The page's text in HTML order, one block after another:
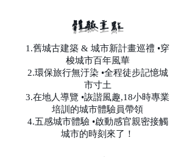
​體驗重點
1.舊城古建築 & 城市新計畫巡禮 •穿
梭城市百年風華
2.環保旅行無汙染 •全程徒步記憶城
市寸土
3.在地人導覽 •詼諧風趣,18小時專業
培訓的城市體驗員帶領
4.五感城市體驗 •啟動感官親密接觸
城市的時刻來了！